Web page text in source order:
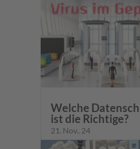
Welche
ist die Richtige?
21. Nov.. 24